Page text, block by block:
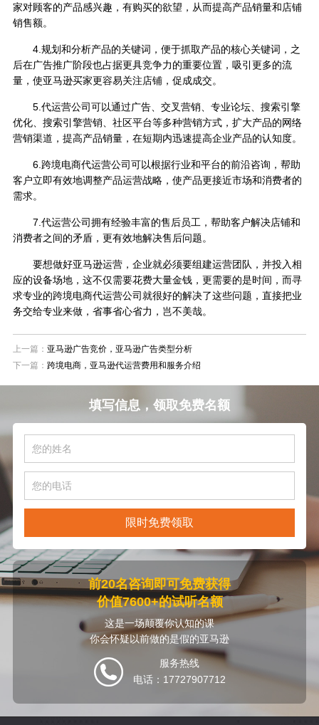
家对顾客的产品感兴趣，有购买的欲望，从而提高产品销量和店铺
销售额。
4.规划和分析产品的关键词，便于抓取产品的核心关键词，之
后在广告推广阶段也占据更具竞争力的重要位置，吸引更多的流
量，使亚马逊买家更容易关注店铺，促成成交。
5.代运营公司可以通过广告、交叉营销、专业论坛、搜索引擎
优化、搜索引擎营销、社区平台等多种营销方式，扩大产品的网络
营销渠道，提高产品销量，在短期内迅速提高企业产品的认知度。
6.跨境电商代运营公司可以根据行业和平台的前沿咨询，帮助
客户立即有效地调整产品运营战略，使产品更接近市场和消费者的
需求。
7.代运营公司拥有经验丰富的售后员工，帮助客户解决店铺和
消费者之间的矛盾，更有效地解决售后问题。
要想做好亚马逊运营，企业就必须要组建运营团队，并投入相
应的设备场地，这不仅需要花费大量金钱，更需要的是时间，而寻
求专业的跨境电商代运营公司就很好的解决了这些问题，直接把业
务交给专业来做，省事省心省力，岂不美哉。
上一篇： 亚马逊广告竞价，亚马逊广告类型分析
下一篇： 跨境电商，亚马逊代运营费用和服务介绍
填写信息，领取免费名额
限时免费领取
前20名咨询即可免费获得
价值7600+的试听名额
这是一场颠覆你认知的课
你会怀疑以前做的是假的亚马逊
服务热线
电话：17727907712